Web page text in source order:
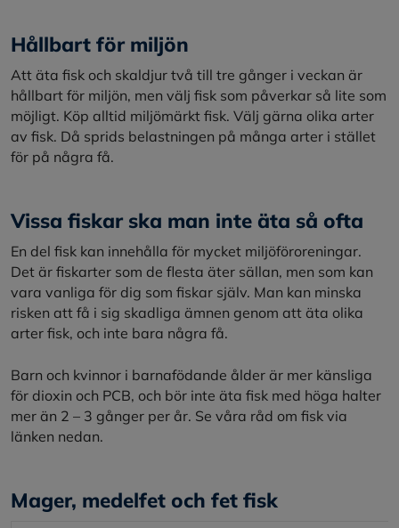
Hållbart för miljön
Att äta fisk och skaldjur två till tre gånger i veckan är
hållbart för miljön, men välj fisk som påverkar så lite som
möjligt. Köp alltid miljömärkt fisk. Välj gärna olika arter
av fisk. Då sprids belastningen på många arter i stället
för på några få.
Vissa fiskar ska man inte äta så ofta
En del fisk kan innehålla för mycket miljöföroreningar.
Det är fiskarter som de flesta äter sällan, men som kan
vara vanliga för dig som fiskar själv. Man kan minska
risken att få i sig skadliga ämnen genom att äta olika
arter fisk, och inte bara några få.
Barn och kvinnor i barnafödande ålder är mer känsliga
för dioxin och PCB, och bör inte äta fisk med höga halter
mer än 2 – 3 gånger per år. Se våra råd om fisk via
länken nedan.
Mager, medelfet och fet fisk